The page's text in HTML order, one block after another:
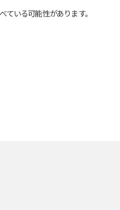
いる可能性があります。